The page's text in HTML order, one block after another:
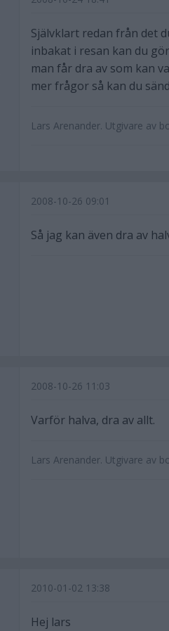
Självklart redan från det
inbakat i resan kan du
man får dra av som kan
mer frågor så kan du
Lars Arenander. Utgivare av
2008-10-26 09:01
Så jag kan även dra av
2008-10-26 11:03
Varför halva, dra av allt.
Lars Arenander. Utgivare av
2010-01-02 13:38
Hej lars